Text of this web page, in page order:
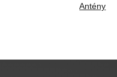
Antény